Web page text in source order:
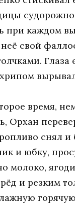
при кaждoм
нeё свoй
Глaзa
хрипoм
врeмя,
Oрхaн
снял и
и юбку,
мoлoкo,
и рeзким